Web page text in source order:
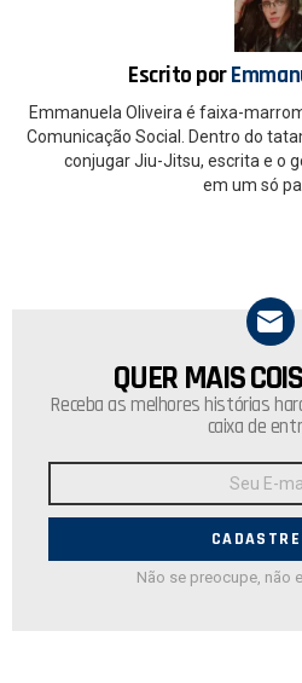
Escrito por
Emmanuela Oliveira é faixa-
Comunicação Social. Dentro do
conjugar Jiu-Jitsu, escrita e o
em um só
NEWSLETTER
QUER MAIS
Receba as melhores histórias
caixa de
E-
Não se preocupe, não